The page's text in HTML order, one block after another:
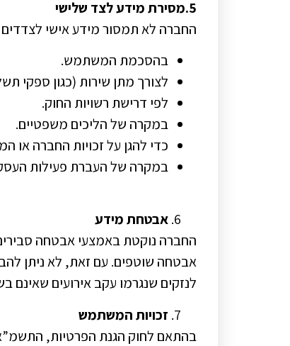
5.מסירת מידע לצד שלישי
החברה לא תמסור מידע אישי
בהסכמת המשתמש.
לצורך מתן שירות (כגון ספקי
לפי דרישת רשויות החוק.
במקרה של הליכים משפטיים.
כדי להגן על זכויות החברה או
במקרה של העברת פעילות
אבטחת מידע
החברה נוקטת באמצעי אבטחה
אבטחה שוטפים. עם זאת, לא ניתן
לנזקים שנגרמו עקב אירועים שאינם
זכויות המשתמש